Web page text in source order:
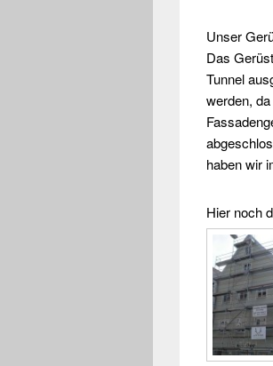
Unser
Das Gerüst
Tunnel
werden,
haben wir
Hier noch